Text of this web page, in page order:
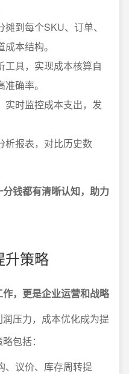
到每个SKU、订单、
本结构。
工具，实现成本核算自
确率。
实时监控成本支出，发
析报表，对比历史数
钱都有清晰认知，助力
升策略
，更是企业运营和战略
压力，成本优化成为提
包括：
、议价、库存周转提